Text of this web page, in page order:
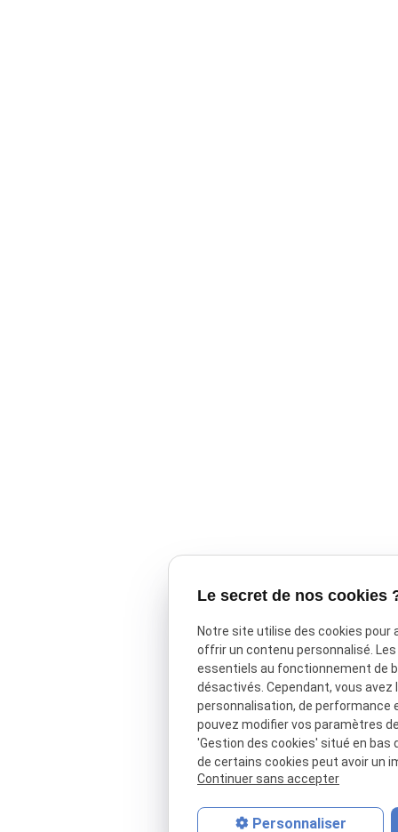
Le secret de nos cookies
Notre site utilise des cookies pour
offrir un contenu personnalisé.
essentiels au fonctionnement de
désactivés. Cependant, vous
personnalisation, de performance
pouvez modifier vos paramètres
'Gestion des cookies' situé en bas
de certains cookies peut avoir un
Continuer sans accepter
Personnaliser